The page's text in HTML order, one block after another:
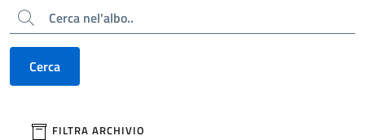
Cerca
Cerca
filtri da applicare
FILTRA ARCHIVIO